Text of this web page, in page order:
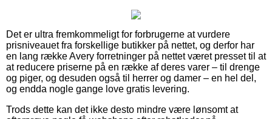
Det er ultra fremkommeligt for forbrugerne at vurdere
prisniveauet fra forskellige butikker på nettet, og derfor har
en lang række Avery forretninger på nettet været presset til at
at reducere priserne på en række af deres varer – til drenge
og piger, og desuden også til herrer og damer – en hel del,
og endda nogle gange love gratis levering.
Trods dette kan det ikke desto mindre være lønsomt at